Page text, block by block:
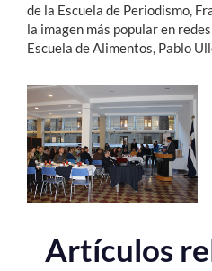
de la Escuela de Periodismo,
la imagen más popular en
Escuela de Alimentos, Pablo
Artículos